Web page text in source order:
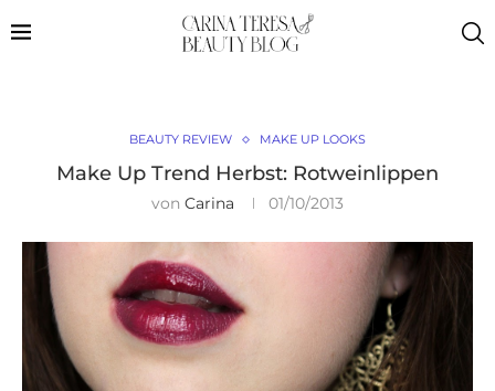
BEAUTY REVIEW MAKE UP LOOKS
Make Up Trend Herbst: Rotweinlippen
von Carina 01/10/2013